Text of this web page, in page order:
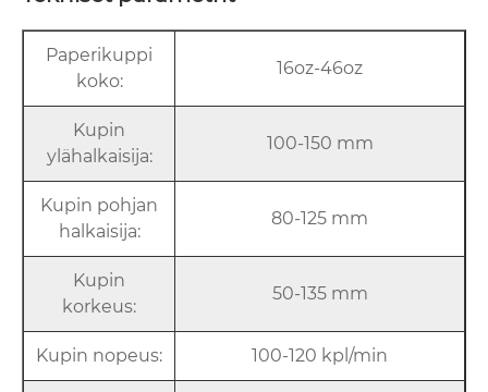
Paperikuppi
koko:
16oz-46oz
Kupin
ylähalkaisija:
100-150 mm
Kupin pohjan
halkaisija:
80-125 mm
Kupin
korkeus:
50-135 mm
Kupin nopeus: 100-120 kpl/min